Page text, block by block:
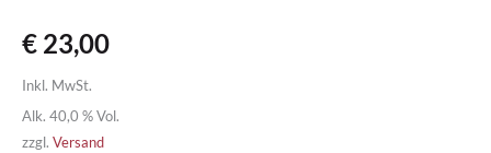
€ 23,00
Inkl. MwSt.
Alk. 40,0 % Vol.
zzgl. Versand